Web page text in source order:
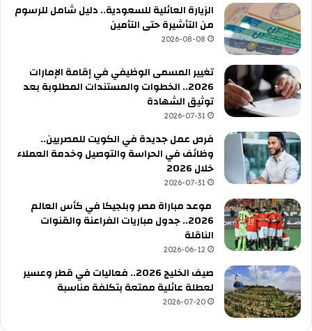
الزيارة العائلية للسعودية.. دليل شامل للرسوم
من التأشيرة حتى التأمين
2026-08-08
تغيير المسمى الوظيفي في إقامة الإمارات
2026.. الخطوات والمستندات المطلوبة بعد
توثيق الشهادة
2026-07-31
فرص عمل جديدة في الكويت للمصريين..
وظائف في الحراسة والتوصيل وخدمة العملاء
خلال 2026
2026-07-31
موعد مباراة مصر وبلجيكا في كأس العالم
2026.. جدول مباريات الفراعنة والقنوات
الناقلة
2026-06-12
صيف الخليج 2026.. فعاليات في قطر وعسير
لعطلة عائلية ممتعة بتكلفة مناسبة
2026-07-20